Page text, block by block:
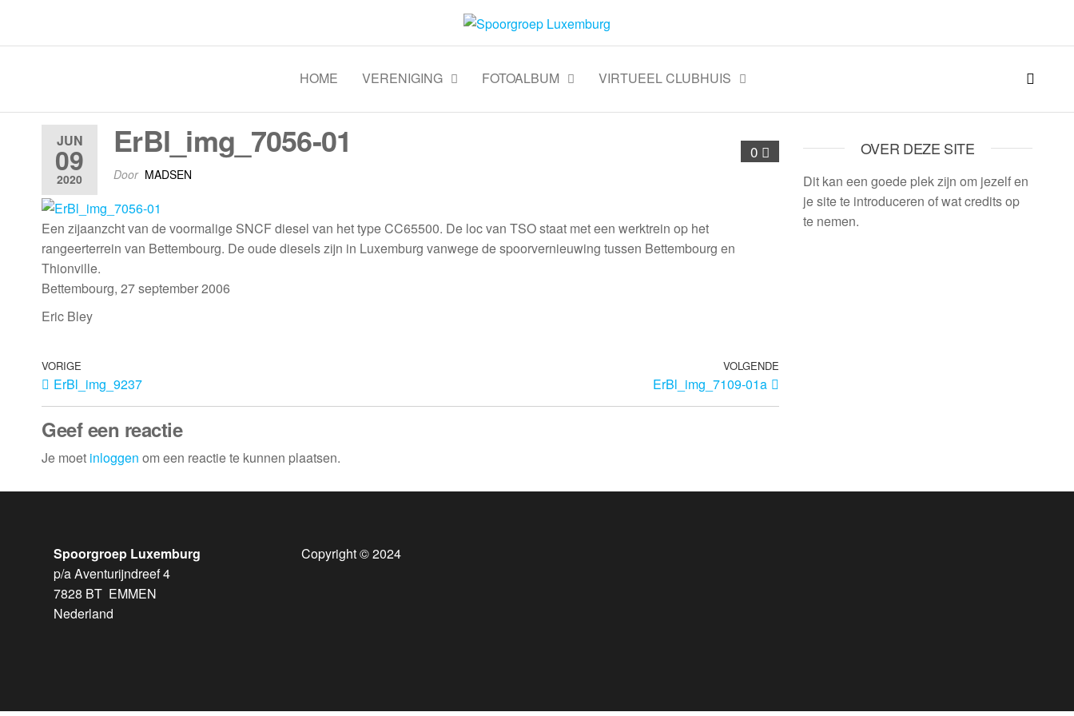
Spoorgroep Luxemburg
HOME VERENIGING FOTOALBUM VIRTUEEL CLUBHUIS
JUN
09
2020
0
ErBl_img_7056-01
Door MADSEN
Een zijaanzcht van de voormalige SNCF diesel van het type CC65500. De loc van TSO staat met een werktrein op het
rangeerterrein van Bettembourg. De oude diesels zijn in Luxemburg vanwege de spoorvernieuwing tussen Bettembourg en
Thionville.
Bettembourg, 27 september 2006
Eric Bley
VORIGE
ErBl_img_9237
VOLGENDE
ErBl_img_7109-01a
Geef een reactie
Je moet inloggen om een reactie te kunnen plaatsen.
OVER DEZE SITE
Dit kan een goede plek zijn om jezelf en
je site te introduceren of wat credits op
te nemen.
Spoorgroep Luxemburg
p/a Aventurijndreef 4
7828 BT EMMEN
Nederland
Copyright © 2024